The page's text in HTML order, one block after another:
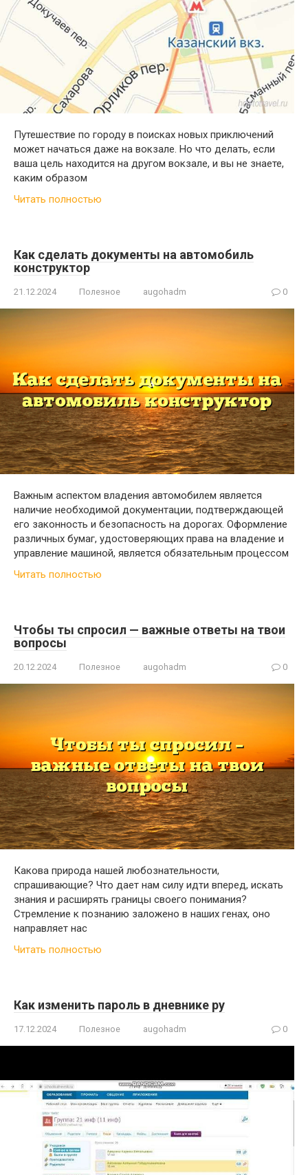
Путешествие по городу в поисках новых приключений
может начаться даже на вокзале. Но что делать, если
ваша цель находится на другом вокзале, и вы не знаете,
каким образом
Читать полностью
Как сделать документы на автомобиль
конструктор
21.12.2024 Полезное augohadm 0
Важным аспектом владения автомобилем является
наличие необходимой документации, подтверждающей
его законность и безопасность на дорогах. Оформление
различных бумаг, удостоверяющих права на владение и
управление машиной, является обязательным процессом
Читать полностью
Чтобы ты спросил — важные ответы на твои
вопросы
20.12.2024 Полезное augohadm 0
Какова природа нашей любознательности,
спрашивающие? Что дает нам силу идти вперед, искать
знания и расширять границы своего понимания?
Стремление к познанию заложено в наших генах, оно
направляет нас
Читать полностью
Как изменить пароль в дневнике ру
17.12.2024 Полезное augohadm 0